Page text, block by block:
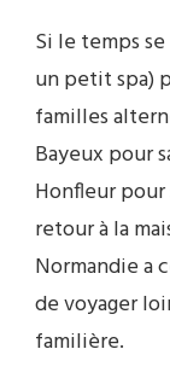
Si le temps
un petit spa)
familles
Bayeux pour
Honfleur pour
retour à la
Normandie a
de voyager
familière.